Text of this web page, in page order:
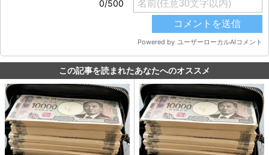
この記事を読まれたあなたへのオススメ